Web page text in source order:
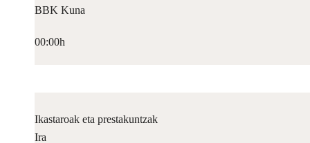
BBK Kuna
00:00h
Ikastaroak eta prestakuntzak
Ira